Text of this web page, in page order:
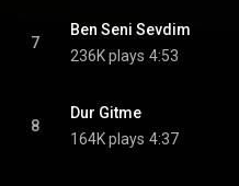
7
Ben Seni Sevdim
236K plays 4:53
8
Dur Gitme
164K plays 4:37